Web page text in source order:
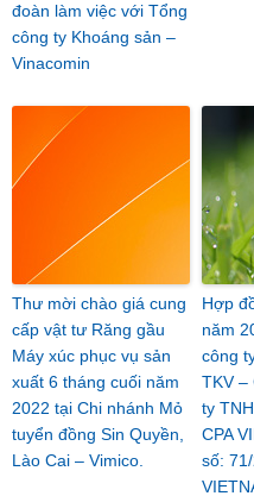
đoàn làm việc với Tổng
công ty Khoáng sản –
Vinacomin
Thư mời chào giá cung
cấp vật tư Răng gầu
Máy xúc phục vụ sản
xuất 6 tháng cuối năm
2022 tại Chi nhánh Mỏ
tuyển đồng Sin Quyền,
Lào Cai – Vimico.
Hợp
năm
công
TKV –
ty
CPA
số: